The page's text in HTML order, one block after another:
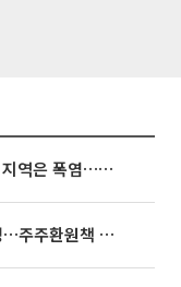
동해안은 시간당 80㎜ 폭우, 그 외 지역은 폭염…‘극과 극 날씨’
SK하이닉스, 분기배당 375원 확정…주주환원책 9월로 앞당겨 발표